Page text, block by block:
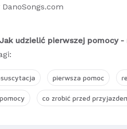
Jak udzielić pierwszej pomocy -
pierwsza pomoc
co zrobić przed